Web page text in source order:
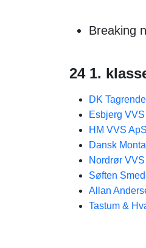
Breaking
24 1.
DK
Esbjerg
HM VVS ApS
Dansk
Nordrør VVS
Søften
Allan
Tastum &